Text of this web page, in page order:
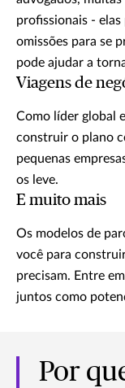
profissionais -
omissões para se
pode ajudar a
Viagens de
Como líder global
construir o plano
pequenas
os leve.
E muito mais
Os modelos de
você para
precisam. Entre
juntos como
Por